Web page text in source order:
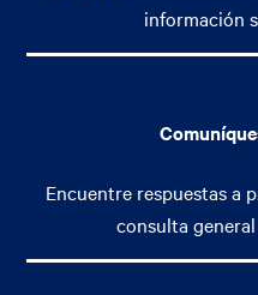
información
Encuentre respuestas a
consulta